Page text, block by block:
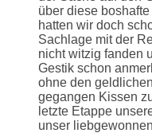
über diese
hatten wir doch
Sachlage mit der
nicht witzig fanden
Gestik schon
ohne den
gegangen Kissen
letzte Etappe
unser